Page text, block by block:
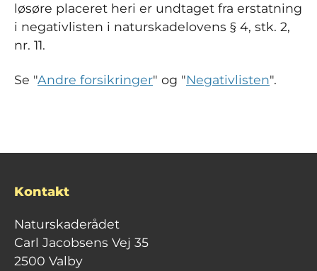
løsøre placeret heri er undtaget fra erstatning
i negativlisten i naturskadelovens § 4, stk. 2,
nr. 11.
Se "Andre forsikringer" og "Negativlisten".
Kontakt
Naturskaderådet
Carl Jacobsens Vej 35
2500 Valby